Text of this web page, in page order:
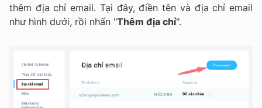
thêm địa chỉ email. Tại đây, điền tên và địa chỉ email
như hình dưới, rồi nhấn "Thêm địa chỉ".